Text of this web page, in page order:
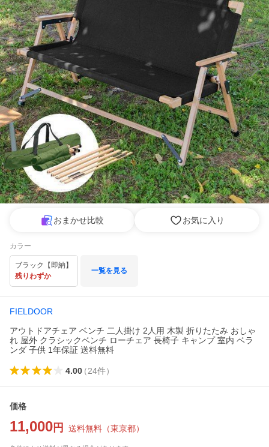
おまかせ比較 お気に入り
カラー
ブラック【即納】
残りわずか
一覧を見る
FIELDOOR
アウトドアチェア ベンチ 二人掛け 2人用 木製 折りたたみ おしゃ
れ 屋外 クラシックベンチ ローチェア 長椅子 キャンプ 室内 ベラ
ンダ 子供 1年保証 送料無料
4.00（24件）
価格
11,000 円 送料無料 （東京都）